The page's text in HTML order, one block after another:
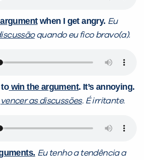
when I get angry. Eu
quando eu fico bravo(a).
win the argument. It’s annoying.
vencer as discussões. É irritante.
Eu tenho a tendência a